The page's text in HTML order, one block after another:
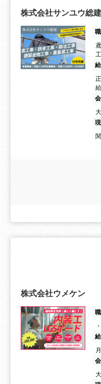
株式会社サンユウ総建
株式会社ウメケン